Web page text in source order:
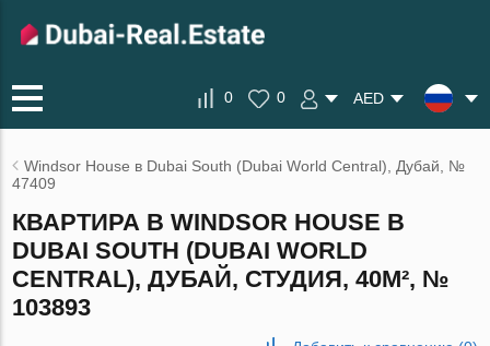
0 0 AED
Windsor House в Dubai South (Dubai World Central), Дубай, №
47409
КВАРТИРА В WINDSOR HOUSE В
DUBAI SOUTH (DUBAI WORLD
CENTRAL), ДУБАЙ, СТУДИЯ, 40М², №
103893